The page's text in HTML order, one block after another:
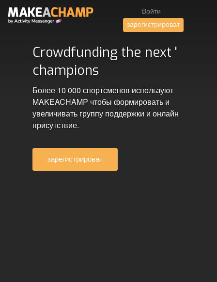
Войти
зарегистрироват
Crowdfunding the next '
champions
Более 10 000 спортсменов используют
MAKEACHAMP чтобы формировать и
увеличивать группу поддержки и онлайн
присутствие.
зарегистрироват